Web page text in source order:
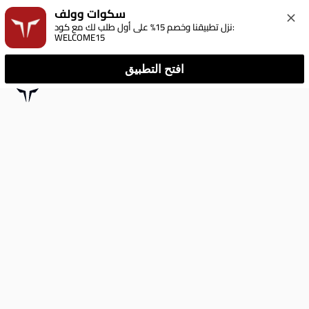
سكوات وولف
نزل تطبيقنا وخصم 15% على أول طلب لك مع كود:
WELCOME15
افتح التطبيق